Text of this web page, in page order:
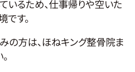
いるため、仕事帰りや空いた
す。
の方は、ほねキング整骨院ま